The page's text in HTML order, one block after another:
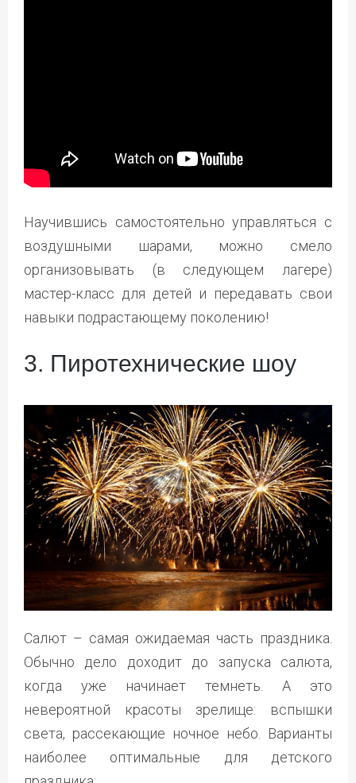
Научившись самостоятельно управляться с
воздушными шарами, можно смело
организовывать (в следующем лагере)
мастер-класс для детей и передавать свои
навыки подрастающему поколению!
3. Пиротехнические шоу
Салют – самая ожидаемая часть праздника.
Обычно дело доходит до запуска салюта,
когда уже начинает темнеть. А это
невероятной красоты зрелище: вспышки
света, рассекающие ночное небо. Варианты
наиболее оптимальные для детского